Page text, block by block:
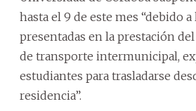
hasta el 9 de este mes “debido
presentadas en la prestación
de transporte intermunicipal,
estudiantes para trasladarse
residencia”.